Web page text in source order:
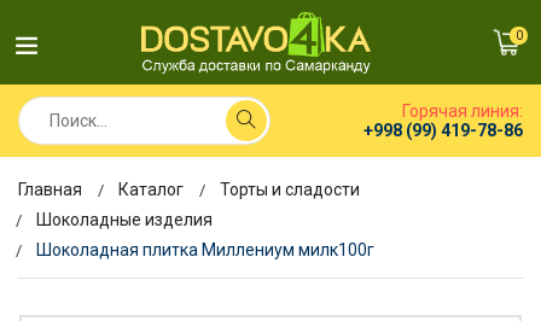
0
Горячая линия:
+998 (99) 419-78-86
Главная Каталог
Торты и сладости
Шоколадные изделия
Шоколадная плитка Миллениум милк100г